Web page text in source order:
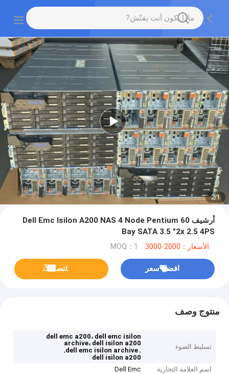
1
/
2
أرشيف Dell Emc Isilon A200 NAS 4 Node Pentium 60
Bay SATA 3.5 "2x 2.5 4PS
الأسعار：2000-3000 MOQ：1
افضل سعر ﺎﺘﺼﻟ ﺍﻶﻧ
منتوج وصف
تسليط الضوء
dell emc a200، dell emc isilon
archive، dell isilon a200
,
dell emc isilon archive
,
dell isilon a200
اسم العلامة التجارية
Dell Emc